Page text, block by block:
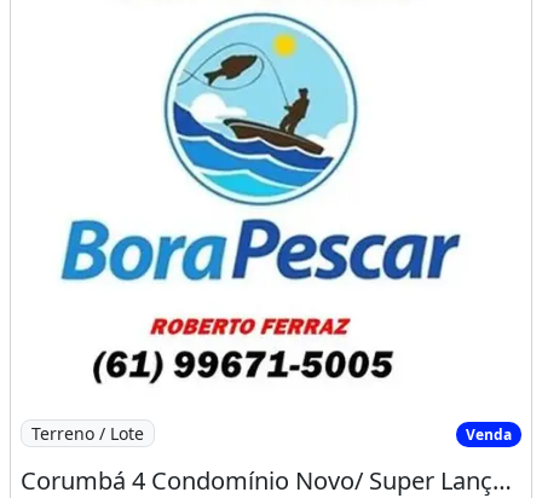
Imagem: Corumbá 4 Condomínio Novo/ Super
Terreno / Lote Venda
Corumbá 4 Condomínio Novo/ Super Lançamento